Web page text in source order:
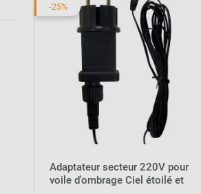
-25%
Adaptateur secteur 220V pour
voile d'ombrage Ciel étoilé et